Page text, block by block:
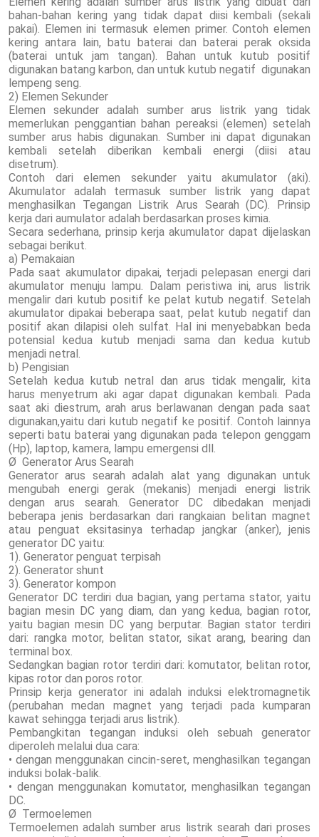
bahan-bahan kering yang tidak dapat diisi kembali (sekali
pakai). Elemen ini termasuk elemen primer. Contoh elemen
kering antara lain, batu baterai dan baterai perak oksida
(baterai untuk jam tangan). Bahan untuk kutub positif
digunakan batang karbon, dan untuk kutub negatif digunakan
lempeng seng.
2) Elemen Sekunder
Elemen sekunder adalah sumber arus listrik yang tidak
memerlukan penggantian bahan pereaksi (elemen) setelah
sumber arus habis digunakan. Sumber ini dapat digunakan
kembali setelah diberikan kembali energi (diisi atau
disetrum).
Contoh dari elemen sekunder yaitu akumulator (aki).
Akumulator adalah termasuk sumber listrik yang dapat
menghasilkan Tegangan Listrik Arus Searah (DC). Prinsip
kerja dari aumulator adalah berdasarkan proses kimia.
Secara sederhana, prinsip kerja akumulator dapat dijelaskan
sebagai berikut.
a) Pemakaian
Pada saat akumulator dipakai, terjadi pelepasan energi dari
akumulator menuju lampu. Dalam peristiwa ini, arus listrik
mengalir dari kutub positif ke pelat kutub negatif. Setelah
akumulator dipakai beberapa saat, pelat kutub negatif dan
positif akan dilapisi oleh sulfat. Hal ini menyebabkan beda
potensial kedua kutub menjadi sama dan kedua kutub
menjadi netral.
b) Pengisian
Setelah kedua kutub netral dan arus tidak mengalir, kita
harus menyetrum aki agar dapat digunakan kembali. Pada
saat aki diestrum, arah arus berlawanan dengan pada saat
digunakan,yaitu dari kutub negatif ke positif. Contoh lainnya
seperti batu baterai yang digunakan pada telepon genggam
(Hp), laptop, kamera, lampu emergensi dll.
Ø Generator Arus Searah
Generator arus searah adalah alat yang digunakan untuk
mengubah energi gerak (mekanis) menjadi energi listrik
dengan arus searah. Generator DC dibedakan menjadi
beberapa jenis berdasarkan dari rangkaian belitan magnet
atau penguat eksitasinya terhadap jangkar (anker), jenis
generator DC yaitu:
1). Generator penguat terpisah
2). Generator shunt
3). Generator kompon
Generator DC terdiri dua bagian, yang pertama stator, yaitu
bagian mesin DC yang diam, dan yang kedua, bagian rotor,
yaitu bagian mesin DC yang berputar. Bagian stator terdiri
dari: rangka motor, belitan stator, sikat arang, bearing dan
terminal box.
Sedangkan bagian rotor terdiri dari: komutator, belitan rotor,
kipas rotor dan poros rotor.
Prinsip kerja generator ini adalah induksi elektromagnetik
(perubahan medan magnet yang terjadi pada kumparan
kawat sehingga terjadi arus listrik).
Pembangkitan tegangan induksi oleh sebuah generator
diperoleh melalui dua cara:
• dengan menggunakan cincin-seret, menghasilkan tegangan
induksi bolak-balik.
• dengan menggunakan komutator, menghasilkan tegangan
DC.
Ø Termoelemen
Termoelemen adalah sumber arus listrik searah dari proses